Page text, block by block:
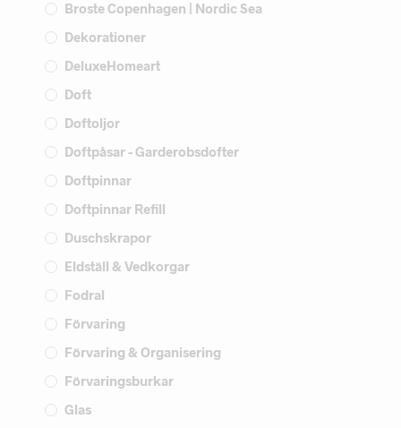
Broste Copenhagen | Nordic Sea
Dekorationer
DeluxeHomeart
Doft
Doftoljor
Doftpåsar - Garderobsdofter
Doftpinnar
Doftpinnar Refill
Duschskrapor
Eldställ & Vedkorgar
Fodral
Förvaring
Förvaring & Organisering
Förvaringsburkar
Glas